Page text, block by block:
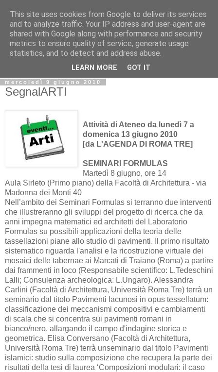
Biblio@rti in
Il Blog della Biblioteca di Area delle arti per condividere
informazioni iniziative incontri
mercoledì 9 giugno 2010
SegnalARTI
Attività di Ateneo da lunedì 7 a
domenica 13 giugno 2010
[da L'AGENDA DI ROMA TRE]
SEMINARI FORMULAS
Martedì 8 giugno, ore 14
Aula Sirleto (Primo piano) della Facoltà di Architettura - via
Madonna dei Monti 40
Nell’ambito dei Seminari Formulas si terranno due interventi
che illustreranno gli sviluppi del progetto di ricerca che da
anni impegna matematici ed architetti del Laboratorio
Formulas su possibili applicazioni della teoria delle
tassellazioni piane allo studio di pavimenti. Il primo risultato
sistematico riguarda l'analisi e la ricostruzione virtuale dei
mosaici delle tabernae ai Marcati di Traiano (Roma) a partire
dai frammenti in loco (Responsabile scientifico: L.Tedeschini
Lalli; Consulenza archeologica: L.Ungaro). Alessandra
Carlini (Facoltà di Architettura, Università Roma Tre) terrà un
seminario dal titolo Pavimenti lacunosi in opus tessellatum:
classificazione dei meccanismi compositivi e cambiamenti
di scala che si concentra sui pavimenti romani in
bianco/nero, allargando il campo d'indagine storica e
geometrica. Elisa Conversano (Facoltà di Architettura,
Università Roma Tre) terrà unseminario dal titolo Pavimenti
islamici: studio sulla composizione che recupera la parte dei
risultati della tesi di laurea ‘Composizioni modulari: il caso
This site uses cookies from Google to deliver its services
and to analyze traffic. Your IP address and user-agent are
shared with Google along with performance and security
metrics to ensure quality of service, generate usage
statistics, and to detect and address abuse.
LEARN MORE GOT IT